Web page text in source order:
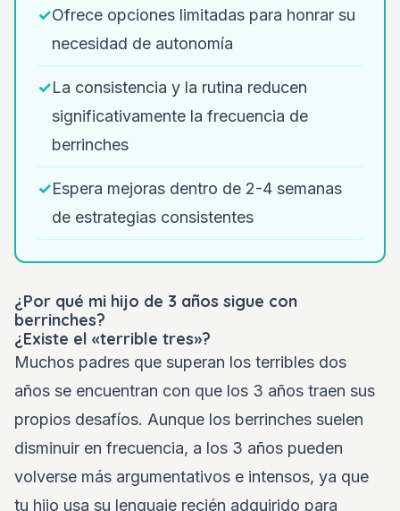
✓Ofrece opciones limitadas para honrar su
necesidad de autonomía
✓La consistencia y la rutina reducen
significativamente la frecuencia de
berrinches
✓Espera mejoras dentro de 2-4 semanas
de estrategias consistentes
¿Por qué mi hijo de 3 años sigue con
berrinches?
¿Existe el «terrible tres»?
Muchos padres que superan los terribles dos
años se encuentran con que los 3 años traen sus
propios desafíos. Aunque los berrinches suelen
disminuir en frecuencia, a los 3 años pueden
volverse más argumentativos e intensos, ya que
tu hijo usa su lenguaje recién adquirido para